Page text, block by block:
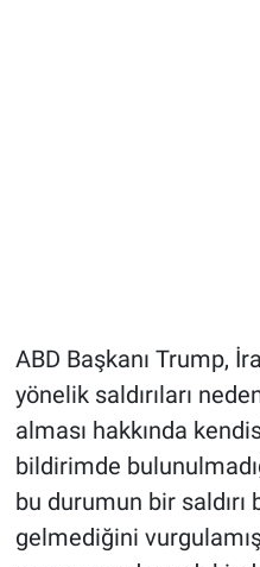
ABD Başkanı Trump,
yönelik saldırıları
alması hakkında
bildirimde
bu durumun bir saldırı
gelmediğini